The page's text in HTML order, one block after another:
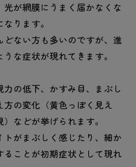
が網膜にうまく届かなくな
ります。
ない方も多いのですが、進
な症状が現れてきます。
の低下、かすみ目、まぶし
の変化（黄色っぽく見え
などが挙げられます。
がまぶしく感じたり、細か
ことが初期症状として現れ